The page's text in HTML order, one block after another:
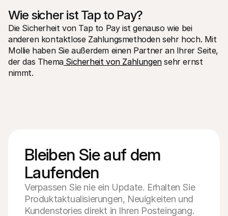
Wie sicher ist Tap to Pay?
Die Sicherheit von Tap to Pay ist genauso wie bei
anderen kontaktlose Zahlungsmethoden sehr hoch. Mit
Mollie haben Sie außerdem einen Partner an Ihrer Seite,
der das Thema Sicherheit von Zahlungen sehr ernst
nimmt.
Bleiben Sie auf dem
Laufenden
Verpassen Sie nie ein Update. Erhalten Sie
Produktaktualisierungen, Neuigkeiten und
Kundenstories direkt in Ihren Posteingang.